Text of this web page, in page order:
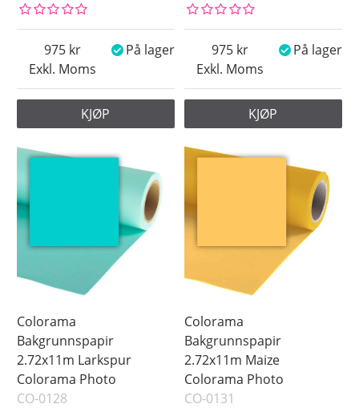
Exkl. Moms
975 På lager
KJØP
Exkl. Moms
975 På lager
KJØP
Colorama
Bakgrunnspapir
2.72x11m Larkspur
Colorama Photo
CO-0128
Colorama
Bakgrunnspapir
2.72x11m Maize
Colorama Photo
CO-0131